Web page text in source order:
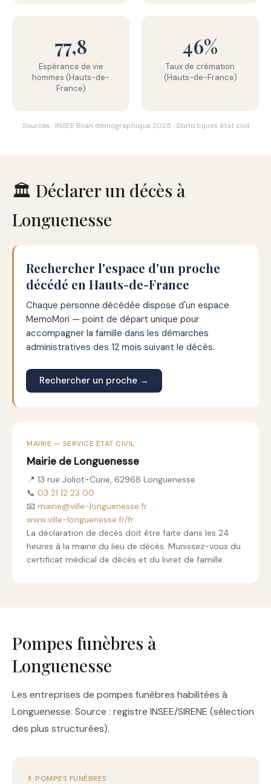
77,8
Espérance de vie
hommes (Hauts-de-
France)
46%
Taux de crémation
(Hauts-de-France)
Sources : INSEE Bilan démographique 2025 · Statistiques état civil
🏛️ Déclarer un décès à
Longuenesse
Rechercher l'espace d'un proche
décédé en Hauts-de-France
Chaque personne décédée dispose d'un espace
MemoMori — point de départ unique pour
accompagner la famille dans les démarches
administratives des 12 mois suivant le décès.
Rechercher un proche →
MAIRIE — SERVICE ÉTAT CIVIL
Mairie de Longuenesse
📍 13 rue Joliot-Curie, 62968 Longuenesse
📞 03 21 12 23 00
📧 mairie@ville-longuenesse.fr
www.ville-longuenesse.fr/fr
La déclaration de décès doit être faite dans les 24
heures à la mairie du lieu de décès. Munissez-vous du
certificat médical de décès et du livret de famille.
Pompes funèbres à
Longuenesse
Les entreprises de pompes funèbres habilitées à
Longuenesse. Source : registre INSEE/SIRENE (sélection
des plus structurées).
⚱️ POMPES FUNÈBRES